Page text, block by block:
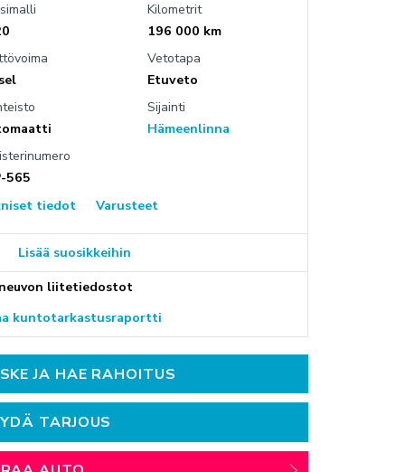
RAISIO
15, Raisio
OLARI (ESPOO)
4, Espoo
Kilometrit
196 000 km
Vetotapa
Etuveto
Sijainti
Hämeenlinna
565
tiedot
Varusteet
Lisää suosikkeihin
liitetiedostot
kuntotarkastusraportti
JA HAE RAHOITUS
TARJOUS